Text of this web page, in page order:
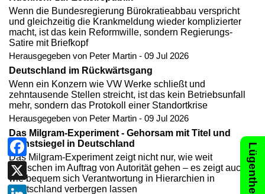
Wenn die Bundesregierung Bürokratieabbau verspricht
und gleichzeitig die Krankmeldung wieder komplizierter
macht, ist das kein Reformwille, sondern Regierungs-
Satire mit Briefkopf
Herausgegeben von Peter Martin - 09 Jul 2026
Deutschland im Rückwärtsgang
Wenn ein Konzern wie VW Werke schließt und
zehntausende Stellen streicht, ist das kein Betriebsunfall
mehr, sondern das Protokoll einer Standortkrise
Herausgegeben von Peter Martin - 09 Jul 2026
Das Milgram-Experiment - Gehorsam mit Titel und
Dienstsiegel in Deutschland
Das Milgram-Experiment zeigt nicht nur, wie weit
Menschen im Auftrag von Autorität gehen – es zeigt auch,
wie bequem sich Verantwortung in Hierarchien in
Deutschland verbergen lassen
Facebook
X